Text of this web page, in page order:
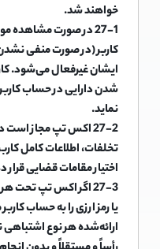
خواهند شد.
27-1 در صورت
کاربر (در صورت منفی
ایشان غیرفعال می‌شود.
شدن دارایی در حساب
نماید.
27-2 اکس تپ مجاز
تخلفات، اطلاعات کامل
اختیار مقامات قضایی قرار
27-3 اگر اکس تپ تحت
یا رمز ارزی را به حساب
ارائه‌شده هر نوع اشتباهی